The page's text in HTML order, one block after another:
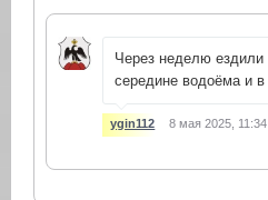
Через неделю ездили
середине водоёма и
ygin112 8 мая 2025, 11:34